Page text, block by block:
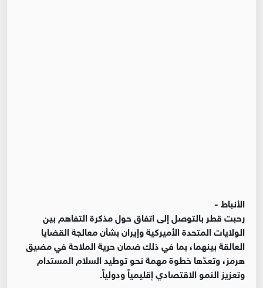
الأنباط -
رحبت قطر بالتوصل إلى اتفاق حول مذكرة التفاهم بين
الولايات المتحدة الأميركية وإيران بشأن معالجة القضايا
العالقة بينهما، بما في ذلك ضمان حرية الملاحة في مضيق
هرمز، وتعدّها خطوة مهمة نحو توطيد السلام المستدام
وتعزيز النمو الاقتصادي إقليمياً ودولياً.